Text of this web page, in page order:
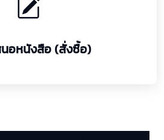
นอหนังสือ (สั่งซื้อ)